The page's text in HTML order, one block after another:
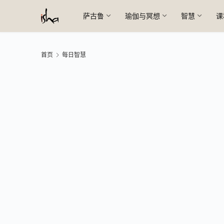
萨古鲁 瑜伽与冥想 智慧
首页 每日智慧